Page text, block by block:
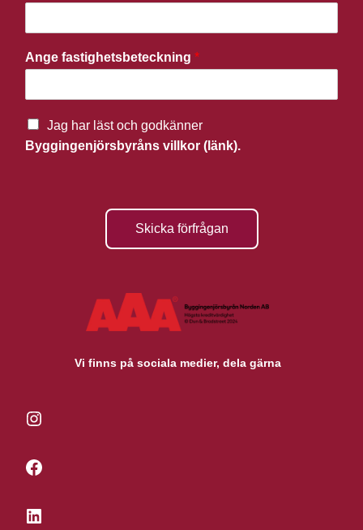
Ange fastighetsbeteckning *
Jag har läst och godkänner
Byggingenjörsbyråns villkor (länk).
Skicka förfrågan
Vi finns på sociala medier, dela gärna
Instagram
Facebook
LinkedIn